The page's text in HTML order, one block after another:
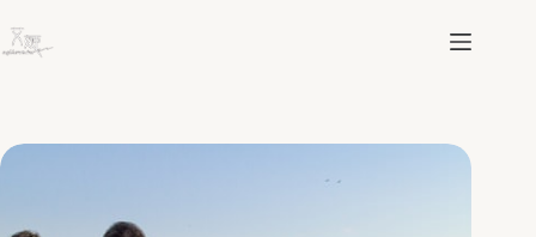
至
容